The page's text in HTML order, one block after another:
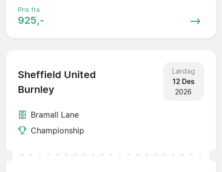
Pris fra
925,-
Sheffield United
Burnley
Lørdag
12 Des
2026
Bramall Lane
Championship